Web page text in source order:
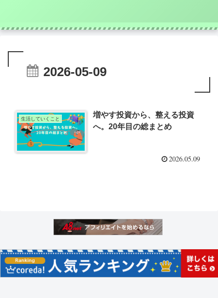
2026-05-09
生活していくこと
増やす投資から、整える投資
へ。20年目の総まとめ
2026.05.09